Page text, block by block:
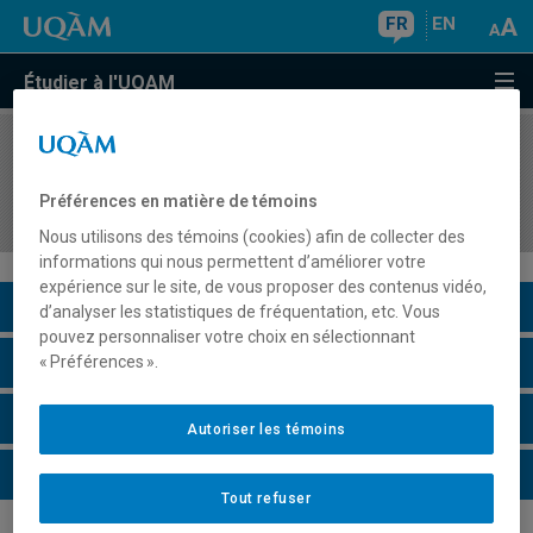
FR EN
Étudier à l'UQAM
COURS//
britannique jusqu'à la fin du XVIIIe siècle
Description du cours
Horaire - Été 2026
Horaire - Automne 2026
Horaire - Hiver 2027
Préférences en matière de témoins
Nous utilisons des témoins (cookies) afin de collecter des
informations qui nous permettent d’améliorer votre
expérience sur le site, de vous proposer des contenus vidéo,
d’analyser les statistiques de fréquentation, etc. Vous
pouvez personnaliser votre choix en sélectionnant
« Préférences ».
Tout refuser
Autoriser les témoins